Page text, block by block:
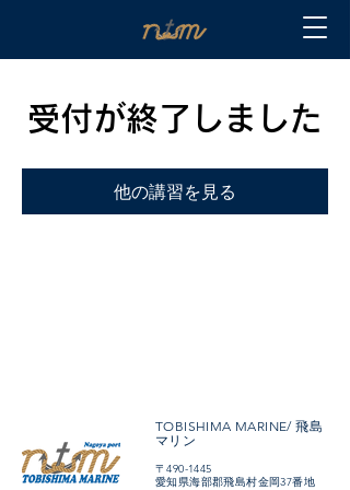
受付が終了しました
他の講習を見る
TOBISHIMA MARINE/ 飛島
マリン
〒490-1445
愛知県海部郡飛島村金岡37番地